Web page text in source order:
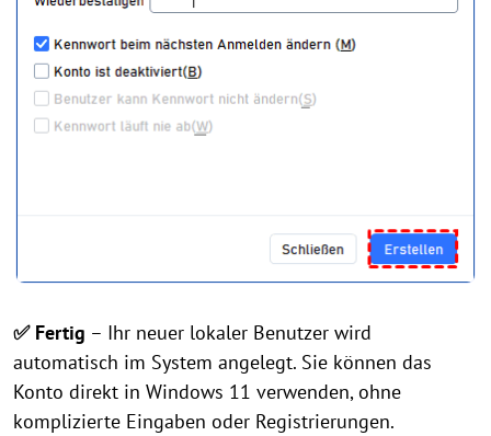
✅ Fertig – Ihr neuer lokaler Benutzer wird
automatisch im System angelegt. Sie können das
Konto direkt in Windows 11 verwenden, ohne
komplizierte Eingaben oder Registrierungen.